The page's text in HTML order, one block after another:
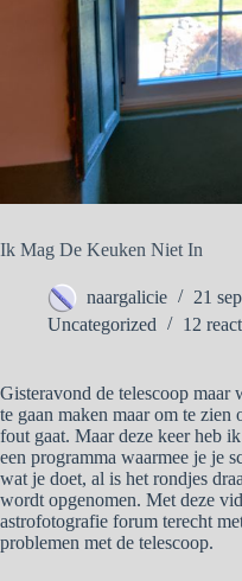
Ik Mag De Keuken Niet In
naargalicie
21
Uncategorized
12
Gisteravond de telescoop maar
te gaan maken maar om te
fout gaat. Maar deze keer heb
een programma waarmee je je
wat je doet, al is het rondjes
wordt opgenomen. Met deze
astrofotografie forum terecht
problemen met de telescoop.